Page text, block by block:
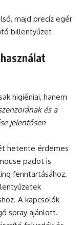
majd precíz egér
billentyűzet
higiéniai, hanem
és a
jelentősen
hetente érdemes
padot is
fenntartásához.
A kapcsolók
spray ajánlott.